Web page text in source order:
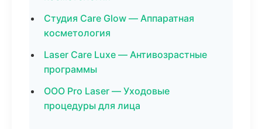
Студия Care Glow — Аппаратная
косметология
Laser Care Luxe — Антивозрастные
программы
ООО Pro Laser — Уходовые
процедуры для лица